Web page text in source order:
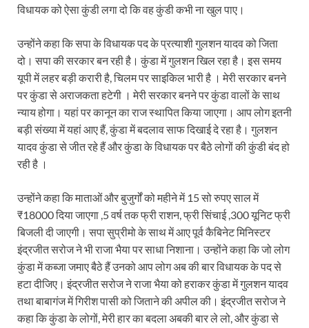
Chhattisgarh UCC: छत्तीसगढ़ में UCC का खाका तैयार
राजमिस्त्री, किसान और शिक्षक परिवारों के बेटे यूपीएससी
9New Sectoral Policy: 9 नई सेक्टोरल पॉलिसी, एक
संयुक्त निदेशक के एस चौहान ने मुख्यमंत्री को भेंट की अपनी
New haryana Industrial Policy: मुख्यमंत्री नायब सिंह
Baster’s New Picture: बस्तर की नई तस्वीर: मैदान में
Modern Composite Sleepers: एआई की मदद से ट्रैक
Char Dham Yatra Action Plan: चारधाम यात्रा-
Katra Banihal Special Train: कटरा – बनिहाल के
Aerial Survey: सीएम योगी के निर्देश पर उप मुख्यमंत्री व
Ancient Manuscripts: वैश्विक मंच तक पहुंचेगा भारतीय
विधायक को ऐसा कुंडी लगा दो कि वह कुंडी कभी ना खुल पाए।
उन्होंने कहा कि सपा के विधायक पद के प्रत्याशी गुलशन यादव को जिता
दो। सपा की सरकार बन रही है। कुंडा में गुलशन खिल रहा है। इस समय
यूपी में लहर बड़ी करारी है, चिलम पर साइकिल भारी है । मेरी सरकार बनने
पर कुंडा से अराजकता हटेगी । मेरी सरकार बनने पर कुंडा वालों के साथ
न्याय होगा। यहां पर कानून का राज स्थापित किया जाएगा। आप लोग इतनी
बड़ी संख्या में यहां आए हैं, कुंडा में बदलाव साफ दिखाई दे रहा है। गुलशन
यादव कुंडा से जीत रहे हैं और कुंडा के विधायक पर बैठे लोगों की कुंडी बंद हो
रही है ।
उन्होंने कहा कि माताओं और बुजुर्गों को महीने में 15 सो रुपए साल में
₹18000 दिया जाएगा ,5 वर्ष तक फ्री राशन, फ्री सिंचाई ,300 यूनिट फ्री
बिजली दी जाएगी। सपा सुप्रीमो के साथ में आए पूर्व कैबिनेट मिनिस्टर
इंद्रजीत सरोज ने भी राजा भैया पर साधा निशाना। उन्होंने कहा कि जो लोग
कुंडा में कब्जा जमाए बैठे हैं उनको आप लोग अब की बार विधायक के पद से
हटा दीजिए। इंद्रजीत सरोज ने राजा भैया को हराकर कुंडा में गुलशन यादव
तथा बाबागंज में गिरीश पासी को जिताने की अपील की। इंद्रजीत सरोज ने
कहा कि कुंडा के लोगों, मेरी हार का बदला अबकी बार ले लो, और कुंडा से